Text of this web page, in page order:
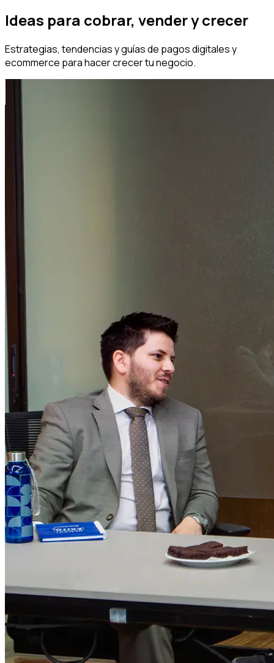
Ideas para cobrar, vender y crecer
Estrategias, tendencias y guías de pagos digitales y
ecommerce para hacer crecer tu negocio.